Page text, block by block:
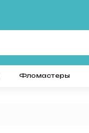
Фломастеры